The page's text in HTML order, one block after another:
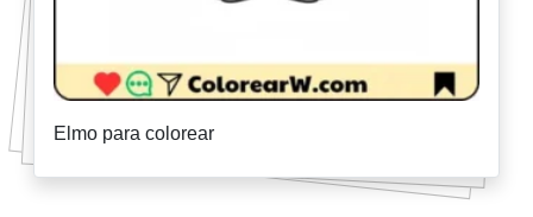
Elmo para colorear